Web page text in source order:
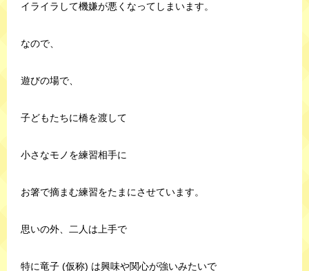
イライラして機嫌が悪くなってしまいます。
なので、
遊びの場で、
子どもたちに橋を渡して
小さなモノを練習相手に
お箸で摘まむ練習をたまにさせています。
思いの外、二人は上手で
特に竜子 (仮称) は興味や関心が強いみたいで